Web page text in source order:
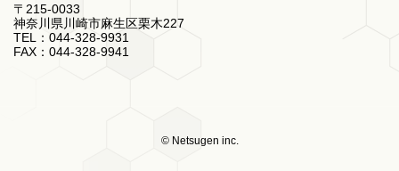
〒215-0033
神奈川県川崎市麻生区栗木227
TEL：044-328-9931
FAX：044-328-9941
© Netsugen inc.